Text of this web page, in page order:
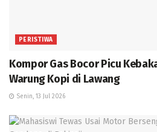
PERISTIWA
Kompor Gas Bocor Picu
Warung Kopi di Lawang
Senin, 13 Jul 2026